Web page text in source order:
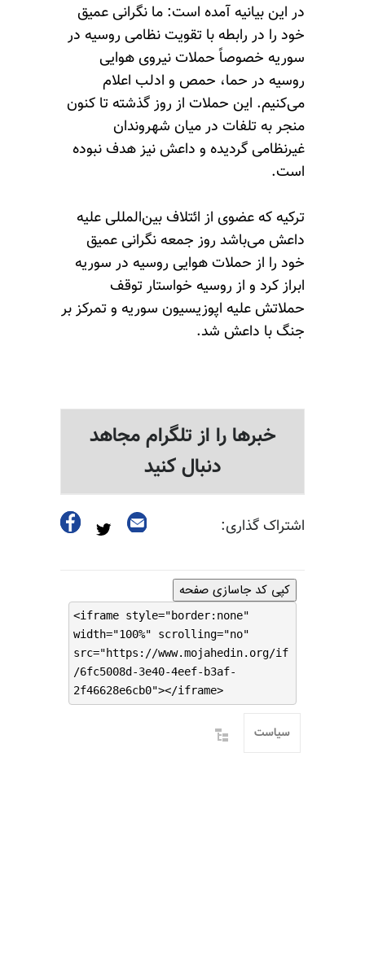
در این بیانیه آمده است: ما نگرانی عمیق
خود را در رابطه با تقویت نظامی روسیه در
سوریه خصوصاً حملات نیروی هوایی
روسیه در حما، حمص و ادلب اعلام
می‌کنیم. این حملات از روز گذشته تا کنون
منجر به تلفات در میان شهروندان
غیرنظامی گردیده و داعش نیز هدف نبوده
است.
ترکیه که عضوی از ائتلاف بین‌المللی علیه
داعش می‌باشد روز جمعه نگرانی عمیق
خود را از حملات هوایی روسیه در سوریه
ابراز کرد و از روسیه خواستار توقف
حملاتش علیه اپوزیسیون سوریه و تمرکز بر
جنگ با داعش شد.
خبرها را از تلگرام مجاهد
دنبال کنید
اشتراک گذاری:
کپی کد جاسازی صفحه
<iframe style="border:none"
width="100%" scrolling="no"
src="https://www.mojahedin.org/if
/6fc5008d-3e40-4eef-b3af-
2f46628e6cb0"></iframe>
سیاست